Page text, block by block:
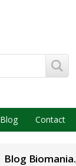
Blog Contact
Blog